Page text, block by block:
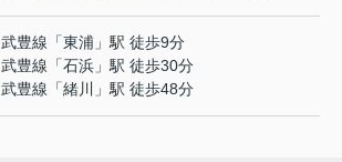
武豊線 「東浦 」駅 徒歩9分
武豊線 「石浜 」駅 徒歩30分
武豊線 「緒川 」駅 徒歩48分